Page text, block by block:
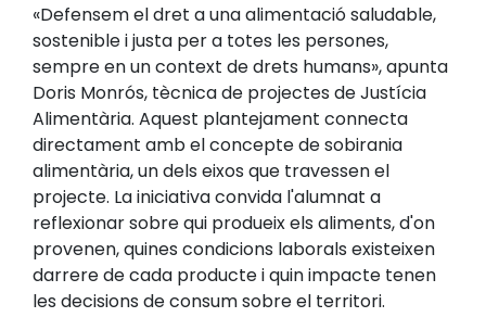
«Defensem el dret a una alimentació saludable,
sostenible i justa per a totes les persones,
sempre en un context de drets humans», apunta
Doris Monrós, tècnica de projectes de Justícia
Alimentària. Aquest plantejament connecta
directament amb el concepte de sobirania
alimentària, un dels eixos que travessen el
projecte. La iniciativa convida l'alumnat a
reflexionar sobre qui produeix els aliments, d'on
provenen, quines condicions laborals existeixen
darrere de cada producte i quin impacte tenen
les decisions de consum sobre el territori.